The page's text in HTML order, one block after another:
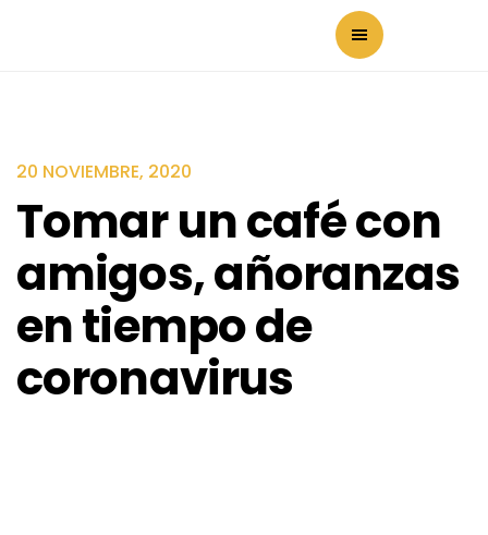
20 NOVIEMBRE, 2020
Tomar un café con
amigos, añoranzas
en tiempo de
coronavirus